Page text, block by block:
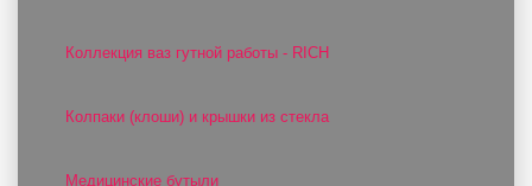
Коллекция ваз гутной работы - RICH
Колпаки (клоши) и крышки из стекла
Медицинские бутыли